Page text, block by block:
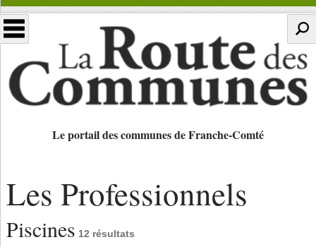
Le portail des communes de Franche-Comté
Les Professionnels
Piscines 12 résultats